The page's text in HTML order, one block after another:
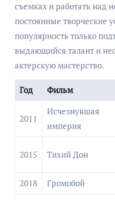
съемках и работать над
постоянные творческие
популярность только
выдающийся талант и
актерскую мастерство.
Год Фильм
2011
Исчезнувшая
империя
2015 Тихий Дон
2018
Громобой